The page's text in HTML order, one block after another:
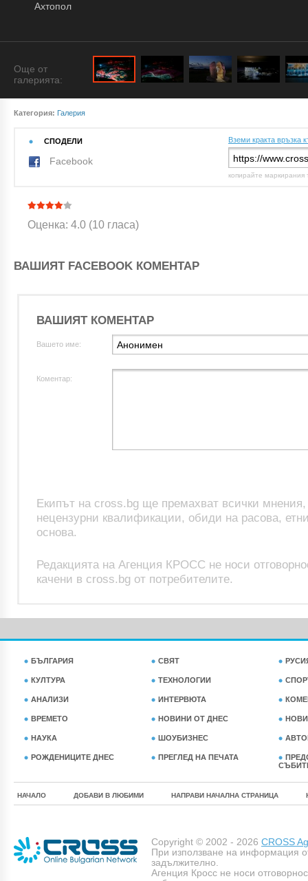
Ахтопол
Още от
галерията:
Категория: Галерия
СПОДЕЛИ
Facebook
Вземи кракта връзка
копирайте маркирания
Оценка: 4.0 (10 гласа)
ВАШИЯТ FACEBOOK КОМЕНТАР
ВАШИЯТ КОМЕНТАР
Вашето име:
Коментар:
Екипът на cross.bg ще премахват всички
нецензурни квалификации, обиди на расова,
основа.
Редакцията на Агенция КРОСС не носи
качени в cross.bg от потребителите.
БЪЛГАРИЯ СВЯТ
КУЛТУРА ТЕХНОЛОГИИ
АНАЛИЗИ ИНТЕРВЮТА
ВРЕМЕТО НОВИНИ ОТ ДНЕС
НАУКА ШОУБИЗНЕС
РОЖДЕНИЦИТЕ ДНЕС ПРЕГЛЕД НА ПЕЧАТА
НАЧАЛО ДОБАВИ В ЛЮБИМИ НАПРАВИ НАЧАЛНА СТРАНИЦА
Copyright © 2002 - 2026 CROSS
При използване на информация
задължително.
Агенция Кросс не носи